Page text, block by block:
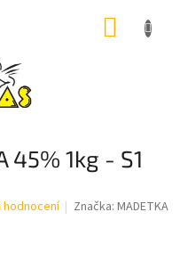
45% 1kg - S1
Značka:MADETKA